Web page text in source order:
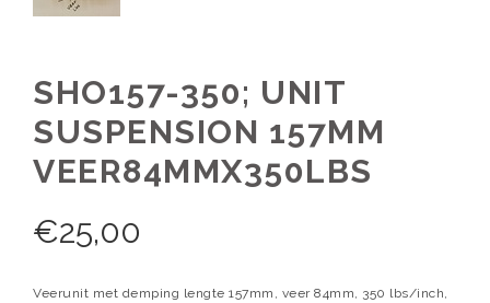
SHO157-350; UNIT
SUSPENSION 157MM
VEER84MMX350LBS
€25,00
Veerunit met demping lengte 157mm, veer 84mm, 350 lbs/inch,